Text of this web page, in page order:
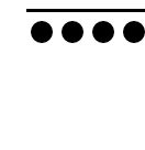
ENVIE DE